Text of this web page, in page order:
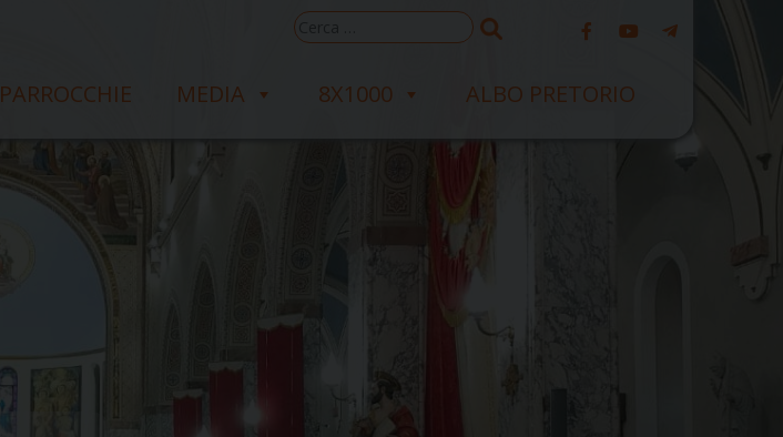
Ricerca
per:
PARROCCHIE MEDIA 8X1000 ALBO PRETORIO